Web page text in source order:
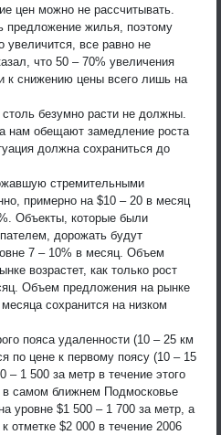
цен можно не рассчитывать.
предложение жилья, поэтому
увеличится, все равно не
что 50 – 70% увеличения
к снижению цены всего лишь на
безумно расти не должны.
нам обещают замедление роста
должна сохраниться до
стремительными
примерно на $10 – 20 в месяц
Объекты, которые были
дорожать будут
7 – 10% в месяц. Объем
возрастет, как только рост
Объем предложения на рынке
сохранится на низком
пояса удаленности (10 – 25 км
по цене к первому поясу (10 – 15
1 500 за метр в течение этого
самом ближнем Подмосковье
уровне $1 500 – 1 700 за метр, а
отметке $2 000 в течение 2006